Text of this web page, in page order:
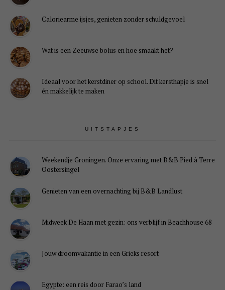
Caloriearme ijsjes, genieten zonder schuldgevoel
Wat is een Zeeuwse bolus en hoe smaakt het?
Ideaal voor het kerstdiner op school. Dit kersthapje is snel
én makkelijk te maken
UITSTAPJES
Weekendje Groningen. Onze ervaring met B&B Pied à Terre
Oostersingel
Genieten van een overnachting bij B&B Landlust
Midweek De Haan met gezin: ons verblijf in Beachhouse 68
Jouw droomvakantie in een Grieks resort
Egypte: een reis door Farao’s land